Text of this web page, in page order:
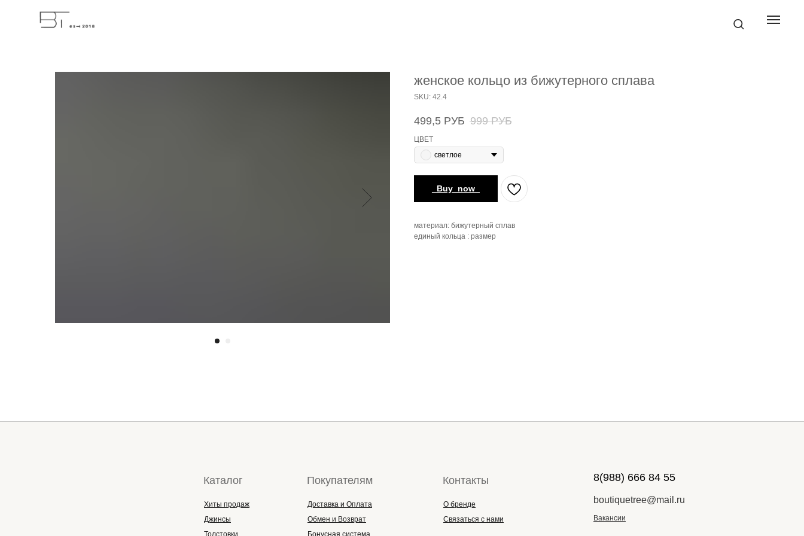
женское кольцо из бижутерного сплава
SKU: 42.4
499,5 РУБ 999 РУБ
ЦВЕТ
светлое
_Buy_now_
материал: бижутерный сплав
единый кольца : размер
8(988) 666 84 55
boutiquetree@mail.ru
Вакансии
Каталог
Хиты продаж
Джинсы
Толстовки
Доставка и Оплата
Обмен и Возврат
Бонусная система
О бренде
Связаться с нами
Покупателям Контакты